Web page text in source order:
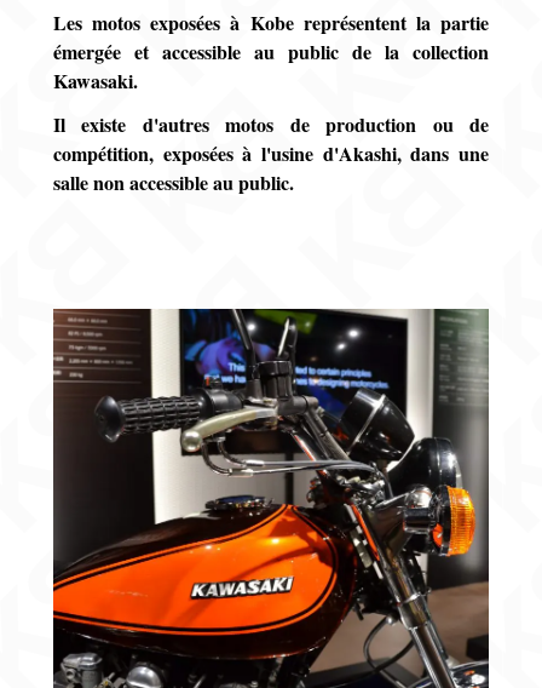
Les motos exposées à Kobe représentent la partie
émergée et accessible au public de la collection
Kawasaki.
Il existe d'autres motos de production ou de
compétition, exposées à l'usine d'Akashi, dans une
salle non accessible au public.